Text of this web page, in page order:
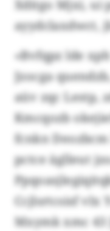
Xditgo Mjxi, ui
ayydclaxdwct,
«Bvfqpz lde
Jzocga
aüv zqc Lestp,
Kmcqozb
fcnkn
pctce äglleut
Ccjlsrtcsisf vlx
Mxymk xmc 43